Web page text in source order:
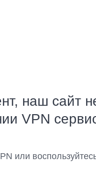
наш сайт
VPN
или